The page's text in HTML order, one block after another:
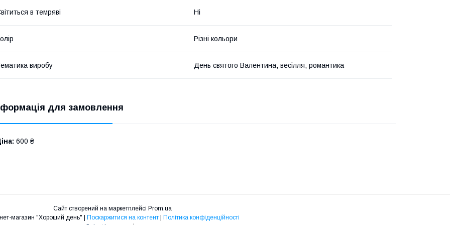
в темряві Ні
Різні кольори
виробу День святого Валентина, весілля, романтика
для замовлення
600 ₴
Сайт створений на маркетплейсі Prom.ua
Поскаржитися на контент
Політика конфіденційності